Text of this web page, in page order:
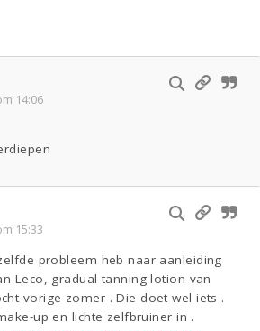
14:06
15:33
probleem heb naar aanleiding
Leco, gradual tanning lotion van
vorige zomer . Die doet wel iets .
up en lichte zelfbruiner in .